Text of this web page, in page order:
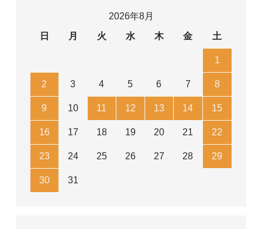
2026年8月
日
月 火 水 木 金 土
1
2 3 4 5 6 7 8
9 10 11 12 13 14 15
16 17 18 19 20 21 22
23 24 25 26 27 28 29
30 31